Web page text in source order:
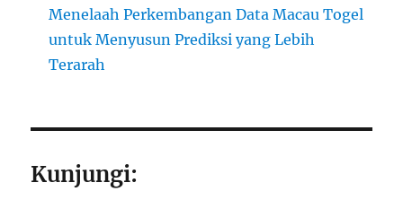
Menelaah Perkembangan Data Macau Togel
untuk Menyusun Prediksi yang Lebih
Terarah
Kunjungi: